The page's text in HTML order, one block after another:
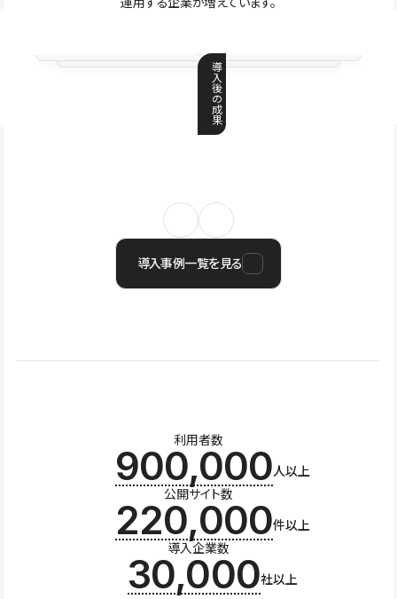
導
入
後
の
成
果
導入事例一覧を見る
利用者数
900,000人以上
公開サイト数
220,000件以上
導入企業数
30,000社以上